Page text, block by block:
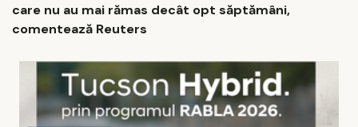
care nu au mai rămas decât opt săptămâni,
comentează Reuters